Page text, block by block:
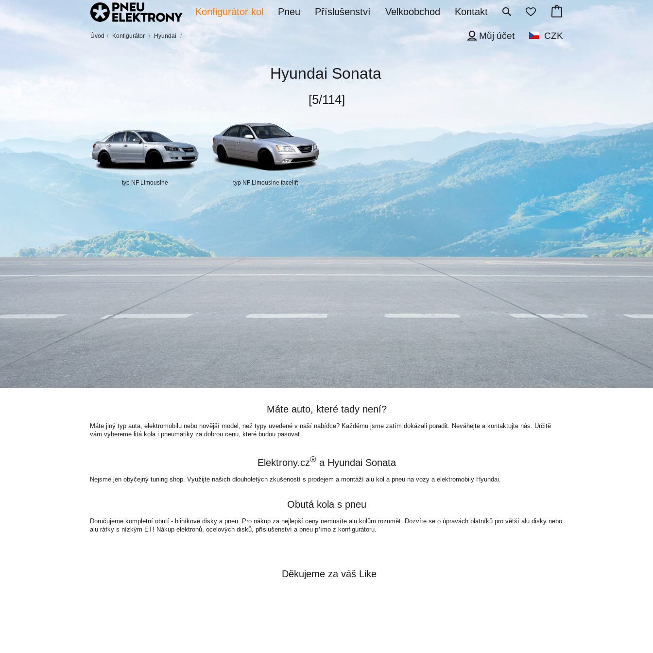
Kontakt
Velkoobchod
Příslušenství
Pneu
Konfigurátor kol
Úvod / Konfigurátor / Hyundai / CZK
Můj účet
Hyundai Sonata
[5/114]
typ NF Limousine typ NF Limousine facelift
Máte auto, které tady není?
Máte jiný typ auta, elektromobilu nebo novější model, než typy uvedené v naší nabídce? Každému jsme zatím dokázali poradit. Neváhejte a kontaktujte nás. Určitě
vám vybereme litá kola i pneumatiky za dobrou cenu, které budou pasovat.
Elektrony.cz®a Hyundai Sonata
Nejsme jen obyčejný tuning shop. Využijte našich dlouholetých zkušeností s prodejem a montáží alu kol a pneu na vozy a elektromobily Hyundai.
Obutá kola s pneu
Doručujeme kompletní obutí - hliníkové disky a pneu. Pro nákup za nejlepší ceny nemusíte alu kolům rozumět. Dozvíte se o úpravách blatníků pro větší alu disky nebo
alu ráfky s nízkým ET! Nákup elektronů, ocelových disků, příslušenství a pneu přímo z konfigurátoru.
Děkujeme za váš Like